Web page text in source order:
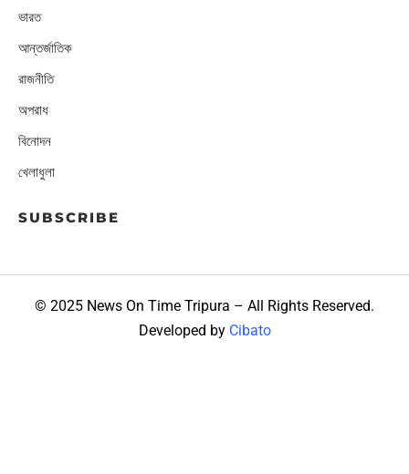
ভারত
আন্তর্জাতিক
রাজনীতি
অপরাধ
বিনোদন
খেলাধুলা
SUBSCRIBE
© 2025 News On Time Tripura – All Rights Reserved.
Developed by Cibato